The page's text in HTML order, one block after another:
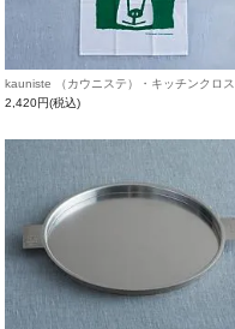
kauniste （カウニステ）・キッチンクロス
2,420円(税込)